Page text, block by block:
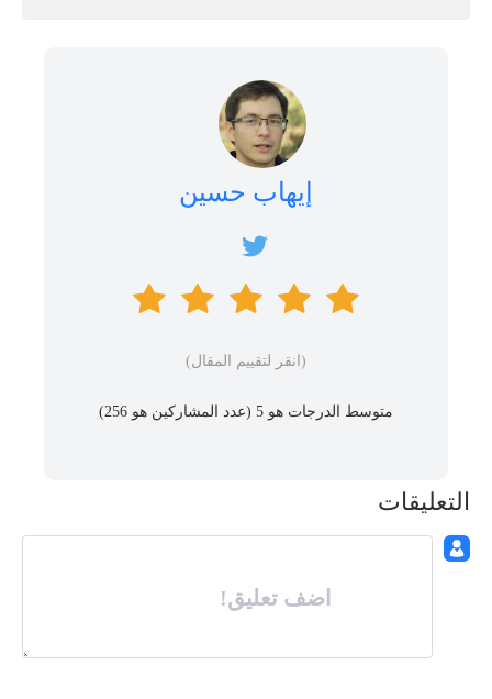
إيهاب حسين
(انقر لتقييم المقال)
متوسط ​​الدرجات هو 5 (عدد المشاركين هو 256
)
التعليقات
اضف تعليق!